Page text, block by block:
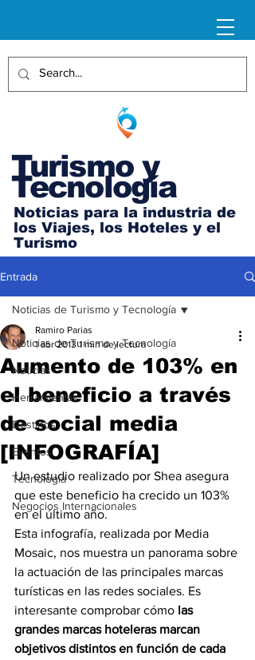
Turismo y
Tecnología
Noticias para la industria de
los Viajes, los Hoteles y el
Turismo
Entrada
Noticias de Turismo y Tecnología
Noticias
Herramientas
Destinos
Eventos
Tecnología
Negocios Internacionales
Noticias de Turismo y Tecnología
Aumento de 103% en
el beneficio a través
de social media
[INFOGRAFÍA]
Ramiro Parias
1 abr 2013 1 min de lectura
Un estudio realizado por Shea asegura
que este beneficio ha crecido un 103%
en el último año.
Esta infografía, realizada por Media
Mosaic, nos muestra un panorama sobre
la actuación de las principales marcas
turísticas en las redes sociales. Es
interesante comprobar cómo las
grandes marcas hoteleras marcan
objetivos distintos en función de cada